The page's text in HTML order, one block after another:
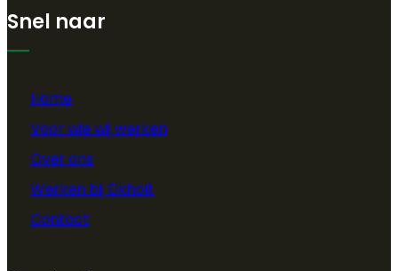
Snel naar
Home
Voor wie wij werken
Over ons
Werken bij Eikholt
Contact